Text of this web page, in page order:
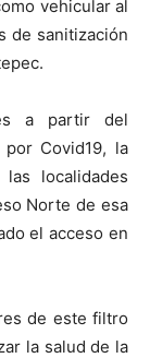
vehicular al
de sanitización
a partir del
Covid19, la
localidades
Norte de esa
el acceso en
de este filtro
la salud de la